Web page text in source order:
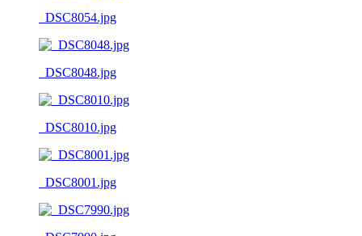
_DSC8054.jpg
_DSC8048.jpg
_DSC8010.jpg
_DSC8001.jpg